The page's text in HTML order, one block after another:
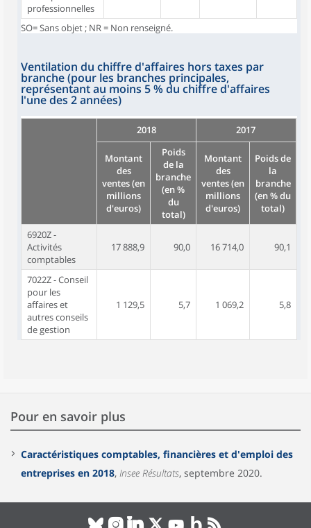
professionnelles
SO= Sans objet ; NR = Non renseigné.
Ventilation du chiffre d'affaires hors taxes par
branche (pour les branches principales,
représentant au moins 5 % du chiffre d'affaires
l'une des 2 années)
2018 2017
Montant
des
ventes (en
millions
d'euros)
Poids
de la
branche
(en %
du
total)
Montant
des
ventes (en
millions
d'euros)
Poids de
la
branche
(en % du
total)
6920Z -
Activités
comptables
17 888,9 90,0 16 714,0 90,1
7022Z - Conseil
pour les
affaires et
autres conseils
de gestion
1 129,5 5,7 1 069,2 5,8
Pour en savoir plus
Caractéristiques comptables, financières et d'emploi des
entreprises en 2018, Insee Résultats, septembre 2020.